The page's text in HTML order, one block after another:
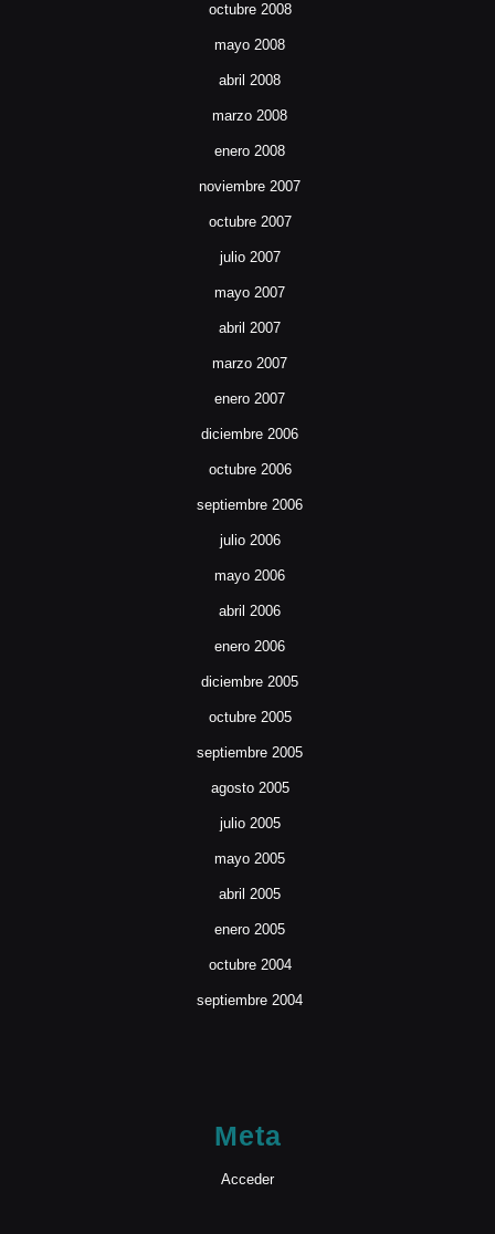
octubre 2008
mayo 2008
abril 2008
marzo 2008
enero 2008
noviembre 2007
octubre 2007
julio 2007
mayo 2007
abril 2007
marzo 2007
enero 2007
diciembre 2006
octubre 2006
septiembre 2006
julio 2006
mayo 2006
abril 2006
enero 2006
diciembre 2005
octubre 2005
septiembre 2005
agosto 2005
julio 2005
mayo 2005
abril 2005
enero 2005
octubre 2004
septiembre 2004
Meta
Acceder